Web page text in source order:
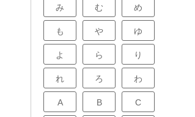
み む め
も や ゆ
よ ら り
れ ろ わ
A B C